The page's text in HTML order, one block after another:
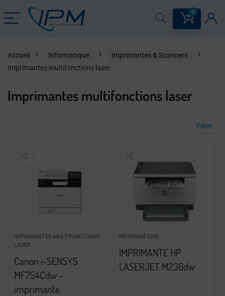
0
Accueil Informatique
Imprimantes & Scanners
Imprimantes multifonctions laser
Imprimantes multifonctions laser
Filter
IMPRIMANTES MULTIFONCTIONS
LASER
Canon i-SENSYS
MF754Cdw –
imprimante
INFORMATIQUE
IMPRIMANTE HP
LASERJET M236dw